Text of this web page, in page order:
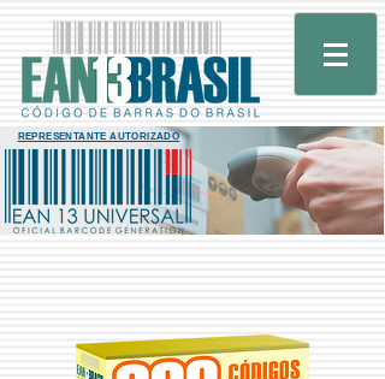
REPRESENTANTE AUTORIZADO